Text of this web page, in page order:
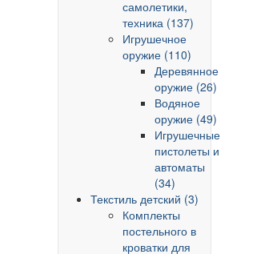
самолетики,
техника (137)
Игрушечное
оружие (110)
Деревянное
оружие (26)
Водяное
оружие (49)
Игрушечные
пистолеты и
автоматы
(34)
Текстиль детский (3)
Комплекты
постельного в
кроватки для